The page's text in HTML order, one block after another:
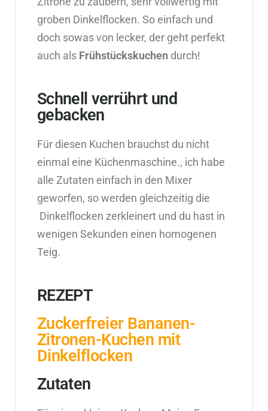
groben Dinkelflocken. So einfach und
doch sowas von lecker, der geht perfekt
auch als Frühstückskuchen durch!
Schnell verrührt und
gebacken
Für diesen Kuchen brauchst du nicht
einmal eine Küchenmaschine., ich habe
alle Zutaten einfach in den Mixer
geworfen, so werden gleichzeitig die
Dinkelflocken zerkleinert und du hast in
wenigen Sekunden einen homogenen
Teig.
REZEPT
Zuckerfreier Bananen-
Zitronen-Kuchen mit
Dinkelflocken
Zutaten